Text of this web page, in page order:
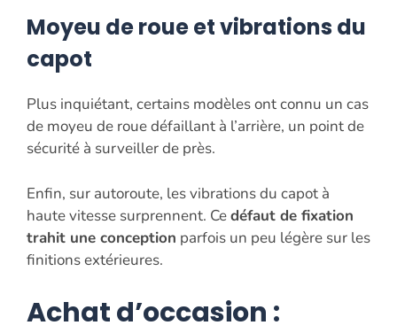
Moyeu de roue et vibrations du
capot
Plus inquiétant, certains modèles ont connu un cas
de moyeu de roue défaillant à l’arrière, un point de
sécurité à surveiller de près.
Enfin, sur autoroute, les vibrations du capot à
haute vitesse surprennent. Cedéfaut de fixation
trahit une conception parfois un peu légère sur les
finitions extérieures.
Achat d’occasion :